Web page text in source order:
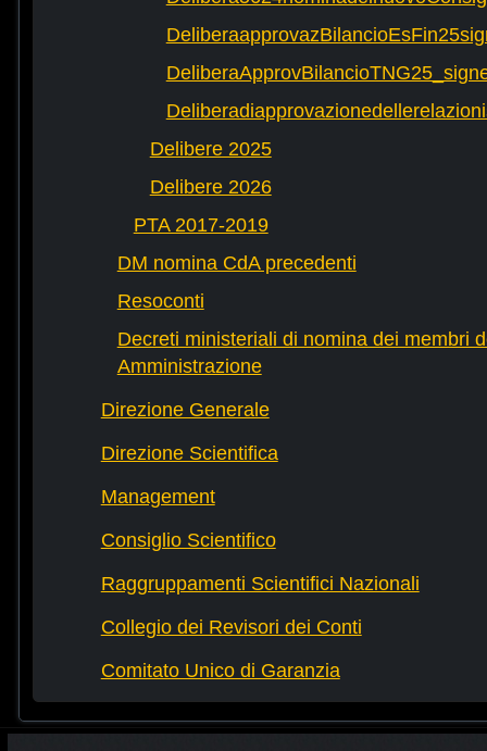
Delibere 2025
Delibere 2026
PTA 2017-2019
DM nomina CdA precedenti
Resoconti
Decreti ministeriali di nomina dei membri
Amministrazione
Direzione Generale
Direzione Scientifica
Management
Consiglio Scientifico
Raggruppamenti Scientifici Nazionali
Collegio dei Revisori dei Conti
Comitato Unico di Garanzia